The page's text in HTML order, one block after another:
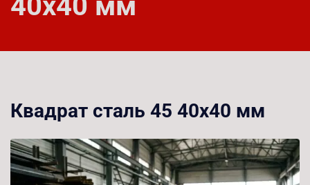
Квадрат сталь 45 40х40 мм